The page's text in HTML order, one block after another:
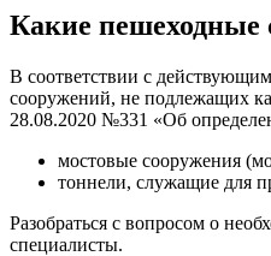
Какие пешеходные
В соответствии с
сооружений, не подлежащих
28.08.2020 №331 «Об
мостовые сооружения
тоннели, служащие для
Разобраться с вопросом о
специалисты.